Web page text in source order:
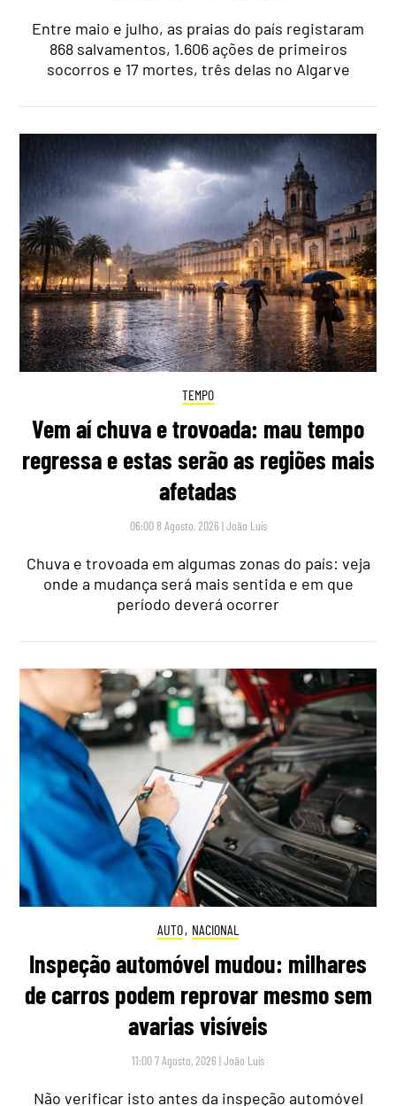
Entre maio e julho, as praias do país registaram
868 salvamentos, 1.606 ações de primeiros
socorros e 17 mortes, três delas no Algarve
TEMPO
Vem aí chuva e trovoada: mau tempo
regressa e estas serão as regiões mais
afetadas
06:00 8 Agosto, 2026 |João Luís
Chuva e trovoada em algumas zonas do país: veja
onde a mudança será mais sentida e em que
período deverá ocorrer
AUTO, NACIONAL
Inspeção automóvel mudou: milhares
de carros podem reprovar mesmo sem
avarias visíveis
11:00 7 Agosto, 2026 |João Luís
Não verificar isto antes da inspeção automóvel